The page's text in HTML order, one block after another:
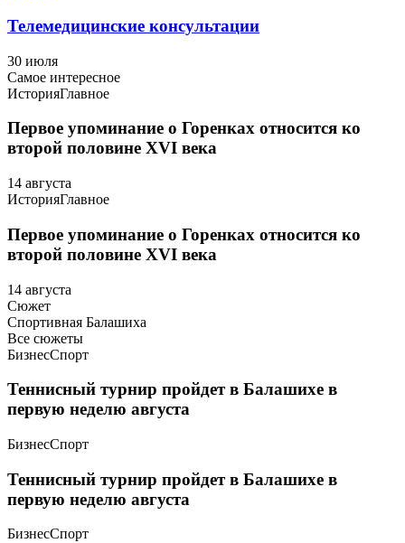
Телемедицинские консультации
30 июля
Самое интересное
ИсторияГлавное
Первое упоминание о Горенках относится ко
второй половине XVI века
14 августа
ИсторияГлавное
Первое упоминание о Горенках относится ко
второй половине XVI века
14 августа
Сюжет
Спортивная Балашиха
Все сюжеты
БизнесСпорт
Теннисный турнир пройдет в Балашихе в
первую неделю августа
БизнесСпорт
Теннисный турнир пройдет в Балашихе в
первую неделю августа
БизнесСпорт